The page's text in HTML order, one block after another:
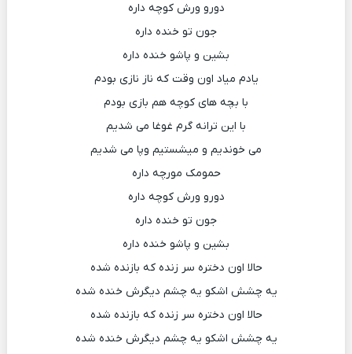
دورو ورش کوچه داره
جون تو خنده داره
بشین و پاشو خنده داره
یادم میاد اون وقت که ناز نازی بودم
با بچه های کوچه هم بازی بودم
با این ترانه گرم غوغا می شدیم
می خوندیم و میشستیم وپا می شدیم
حمومک مورچه داره
دورو ورش کوچه داره
جون تو خنده داره
بشین و پاشو خنده داره
حالا اون دختره سر زنده که بازنده شده
یه چشش اشکو یه چشم دیگرش خنده شده
حالا اون دختره سر زنده که بازنده شده
یه چشش اشکو یه چشم دیگرش خنده شده